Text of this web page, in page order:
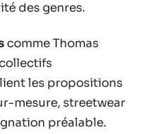
des genres.
comme Thomas
les propositions
mesure, streetwear
préalable.